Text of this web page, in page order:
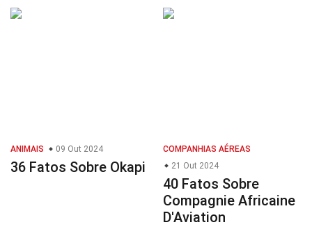
ANIMAIS 09 Out 2024
36 Fatos Sobre Okapi
COMPANHIAS AÉREAS
21 Out 2024
40 Fatos Sobre
Compagnie Africaine
D'Aviation